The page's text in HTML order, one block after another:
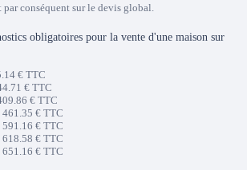
par conséquent sur le devis global.
obligatoires pour la vente d'une maison sur
€ TTC
€ TTC
€ TTC
461.35 € TTC
591.16 € TTC
618.58 € TTC
651.16 € TTC